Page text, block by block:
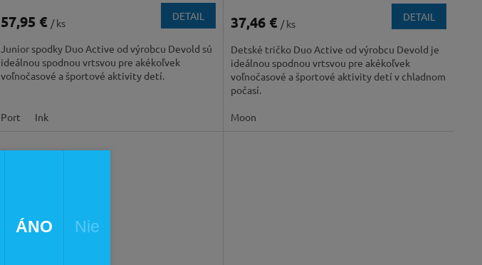
57,95 € / ks
DETAIL
Junior spodky Duo Active od výrobcu Devold sú
ideálnou spodnou vrtsvou pre akékoľvek
voľnočasové a športové aktivity detí.
Port Ink
37,46 € / ks
DETAIL
Detské tričko Duo Active od výrobcu Devold je
ideálnou spodnou vrtsvou pre akékoľvek
voľnočasové a športové aktivity detí v chladnom
počasí.
Moon
ÁNO Nie